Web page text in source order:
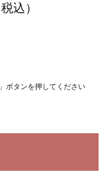
込）
ボタンを押してください